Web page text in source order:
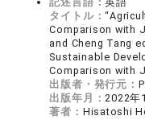
タイトル：
Comparison with
and Cheng Tang
Sustainable
Comparison with
出版者・発行元：
出版年月：2022年
著者： Hisatoshi